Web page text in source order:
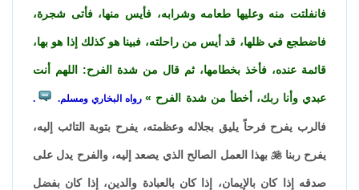
فانفلتت منه وعليها طعامه وشرابه، فأيس منها، فأتى شجرة،
فاضطجع في ظلها، قد أيس من راحلته، فبينا هو كذلك إذا هو بها،
قائمة عنده، فأخذ بخطامها، ثم قال من شدة الفرح: اللهم أنت
عبدي وأنا ربك، أخطأ من شدة الفرح رواه البخاري ومسلم. .
فالرب يفرح فرحاً يليق بجلاله وعظمته، يفرح بتوبة التائب إليه،
يفرح ربنابهذا العمل الصالح الذي يصعد إليه، والفرح يدل على
صدقه إذا كان بالإيمان، إذا كان بالعبادة والدين، إذا كان بفضل